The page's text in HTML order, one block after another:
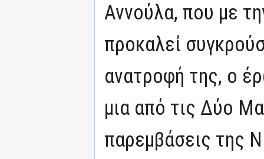
Αννούλα, που με
προκαλεί
ανατροφή της, ο
μια από τις Δύο
παρεμβάσεις της